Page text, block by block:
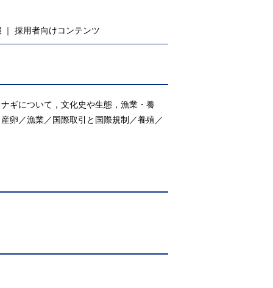
採用者向けコンテンツ
ギについて，文化史や生態，漁業・養
卵／漁業／国際取引と国際規制／養殖／